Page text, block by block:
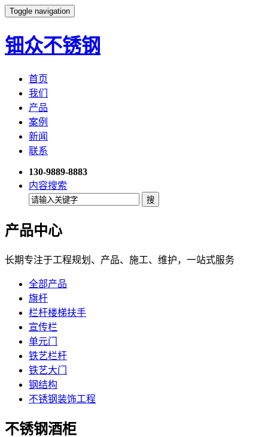
Toggle navigation
钿众不锈钢
首页
我们
产品
案例
新闻
联系
130-9889-8883
内容搜索
产品中心
长期专注于工程规划、产品、施工、维护，一站式服务
全部产品
旗杆
栏杆楼梯扶手
宣传栏
单元门
铁艺栏杆
铁艺大门
钢结构
不锈钢装饰工程
不锈钢酒柜